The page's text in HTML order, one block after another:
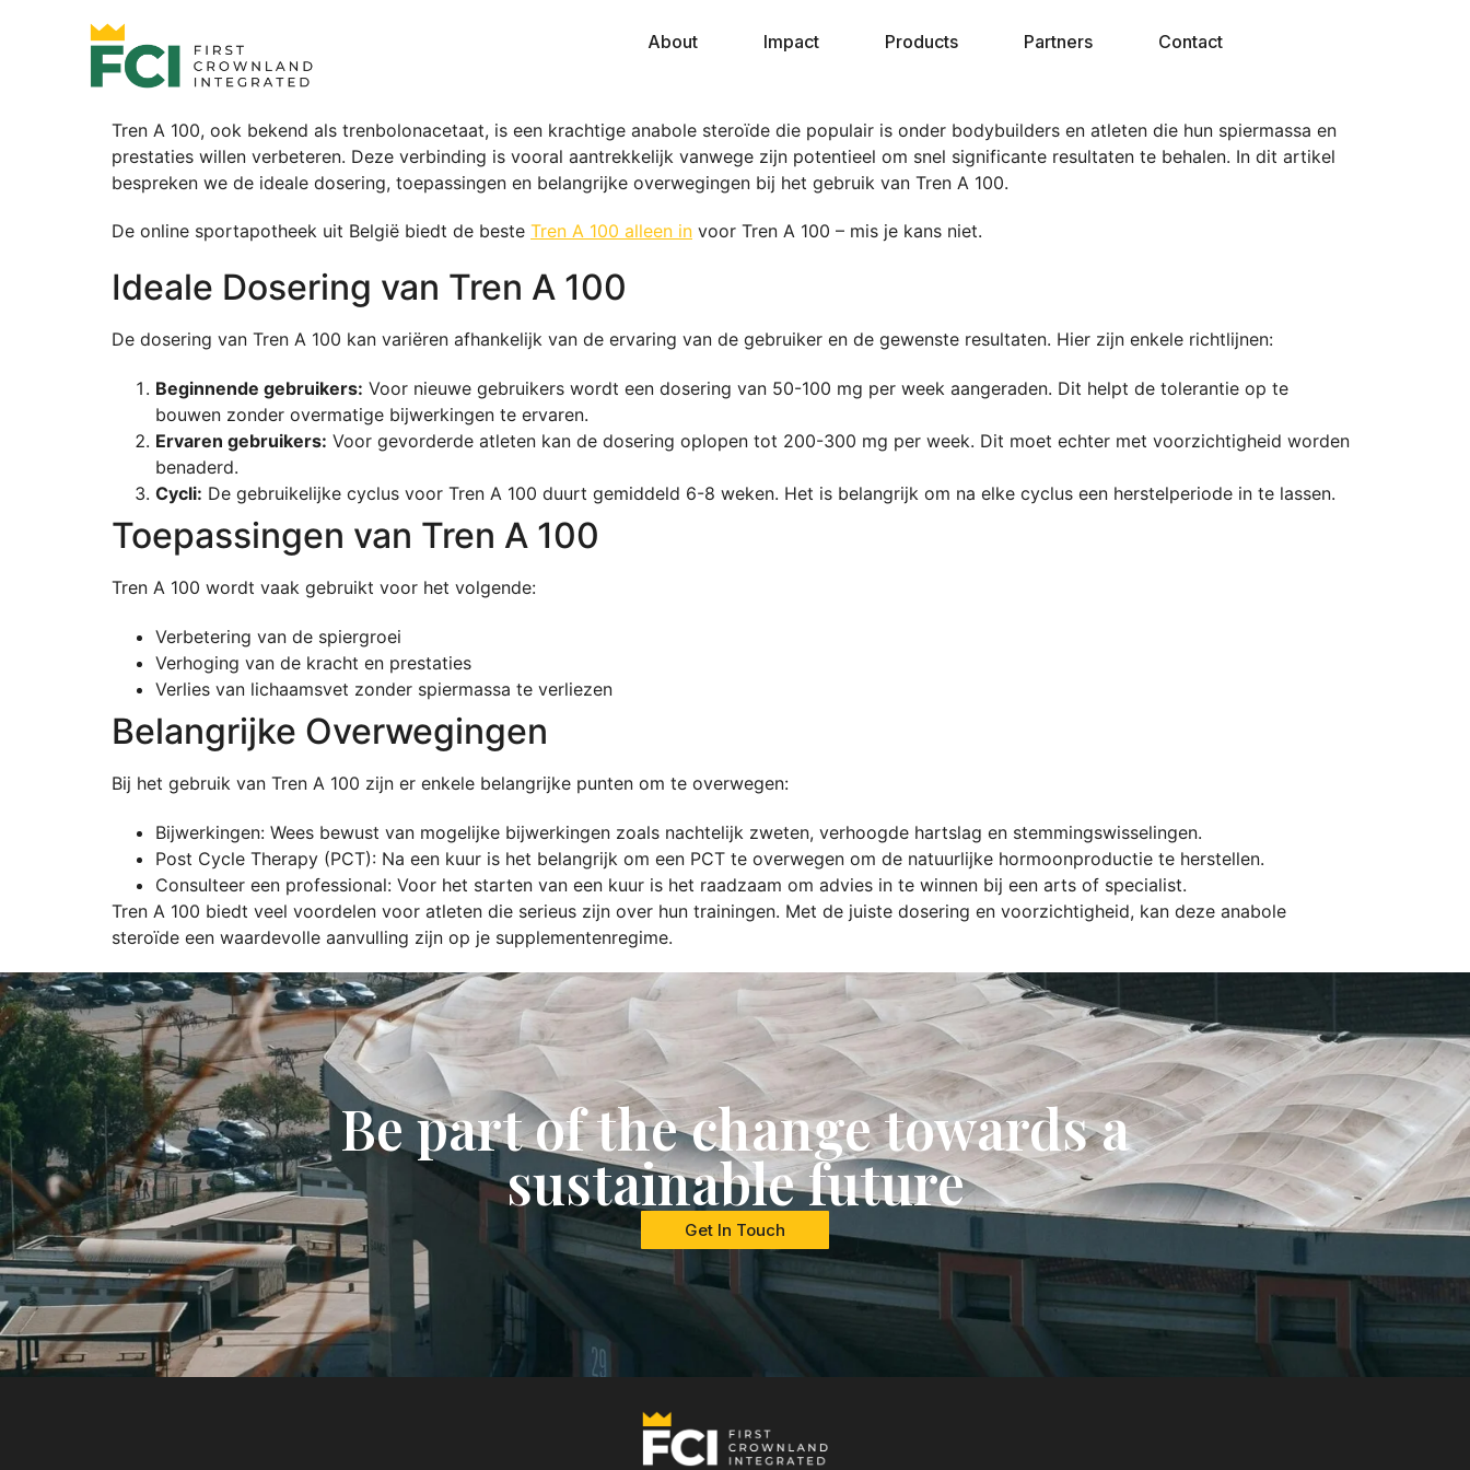
About Impact Products Partners Contact
Tren A 100, ook bekend als trenbolonacetaat, is een krachtige anabole steroïde die populair is onder bodybuilders en atleten die hun spiermassa en
prestaties willen verbeteren. Deze verbinding is vooral aantrekkelijk vanwege zijn potentieel om snel significante resultaten te behalen. In dit artikel
bespreken we de ideale dosering, toepassingen en belangrijke overwegingen bij het gebruik van Tren A 100.
De online sportapotheek uit België biedt de beste Tren A 100 alleen in voor Tren A 100 – mis je kans niet.
Ideale Dosering van Tren A 100
De dosering van Tren A 100 kan variëren afhankelijk van de ervaring van de gebruiker en de gewenste resultaten. Hier zijn enkele richtlijnen:
Beginnende gebruikers: Voor nieuwe gebruikers wordt een dosering van 50-100 mg per week aangeraden. Dit helpt de tolerantie op te
bouwen zonder overmatige bijwerkingen te ervaren.
Ervaren gebruikers: Voor gevorderde atleten kan de dosering oplopen tot 200-300 mg per week. Dit moet echter met voorzichtigheid worden
benaderd.
Cycli: De gebruikelijke cyclus voor Tren A 100 duurt gemiddeld 6-8 weken. Het is belangrijk om na elke cyclus een herstelperiode in te lassen.
Toepassingen van Tren A 100
Tren A 100 wordt vaak gebruikt voor het volgende:
Verbetering van de spiergroei
Verhoging van de kracht en prestaties
Verlies van lichaamsvet zonder spiermassa te verliezen
Belangrijke Overwegingen
Bij het gebruik van Tren A 100 zijn er enkele belangrijke punten om te overwegen:
Bijwerkingen: Wees bewust van mogelijke bijwerkingen zoals nachtelijk zweten, verhoogde hartslag en stemmingswisselingen.
Post Cycle Therapy (PCT): Na een kuur is het belangrijk om een PCT te overwegen om de natuurlijke hormoonproductie te herstellen.
Consulteer een professional: Voor het starten van een kuur is het raadzaam om advies in te winnen bij een arts of specialist.
Tren A 100 biedt veel voordelen voor atleten die serieus zijn over hun trainingen. Met de juiste dosering en voorzichtigheid, kan deze anabole
steroïde een waardevolle aanvulling zijn op je supplementenregime.
Be part of the change towards a
sustainable future
Get In Touch